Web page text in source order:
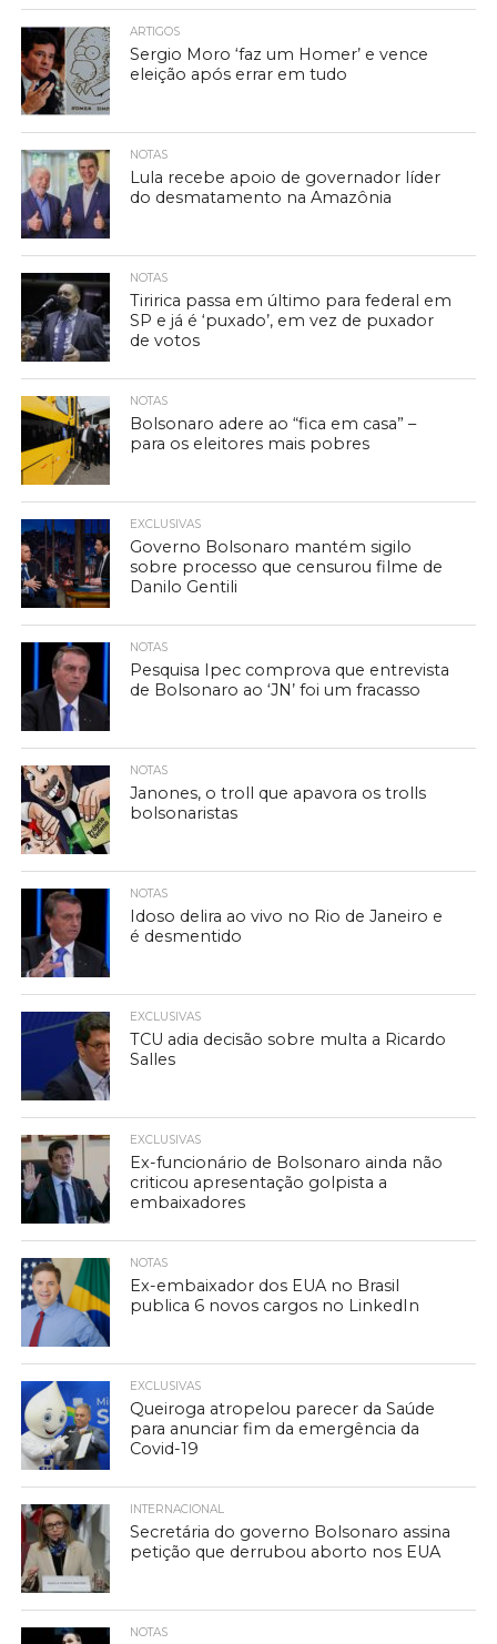
ARTIGOS
Sergio Moro ‘faz um Homer’ e vence
eleição após errar em tudo
NOTAS
Lula recebe apoio de governador líder
do desmatamento na Amazônia
NOTAS
Tiririca passa em último para federal em
SP e já é ‘puxado’, em vez de puxador
de votos
NOTAS
Bolsonaro adere ao “fica em casa” –
para os eleitores mais pobres
EXCLUSIVAS
Governo Bolsonaro mantém sigilo
sobre processo que censurou filme de
Danilo Gentili
NOTAS
Pesquisa Ipec comprova que entrevista
de Bolsonaro ao ‘JN’ foi um fracasso
NOTAS
Janones, o troll que apavora os trolls
bolsonaristas
NOTAS
Idoso delira ao vivo no Rio de Janeiro e
é desmentido
EXCLUSIVAS
TCU adia decisão sobre multa a Ricardo
Salles
EXCLUSIVAS
Ex-funcionário de Bolsonaro ainda não
criticou apresentação golpista a
embaixadores
NOTAS
Ex-embaixador dos EUA no Brasil
publica 6 novos cargos no LinkedIn
EXCLUSIVAS
Queiroga atropelou parecer da Saúde
para anunciar fim da emergência da
Covid-19
INTERNACIONAL
Secretária do governo Bolsonaro assina
petição que derrubou aborto nos EUA
NOTAS